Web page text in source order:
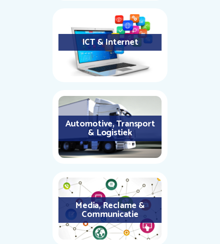
ICT & Internet
Automotive, Transport
& Logistiek
Media, Reclame &
Communicatie